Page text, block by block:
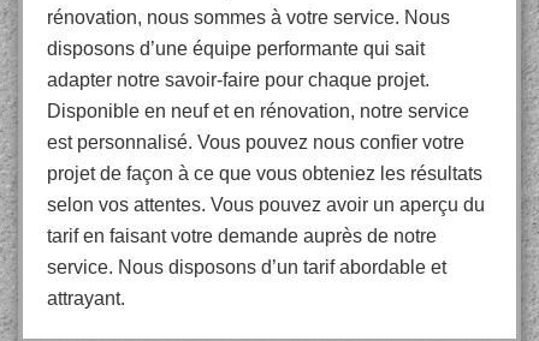
rénovation, nous sommes à votre service. Nous
disposons d’une équipe performante qui sait
adapter notre savoir-faire pour chaque projet.
Disponible en neuf et en rénovation, notre service
est personnalisé. Vous pouvez nous confier votre
projet de façon à ce que vous obteniez les résultats
selon vos attentes. Vous pouvez avoir un aperçu du
tarif en faisant votre demande auprès de notre
service. Nous disposons d’un tarif abordable et
attrayant.